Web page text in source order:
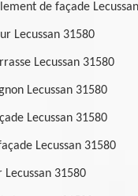
de façade
Lecussan 31580
Lecussan 31580
Lecussan 31580
Lecussan 31580
Lecussan 31580
31580